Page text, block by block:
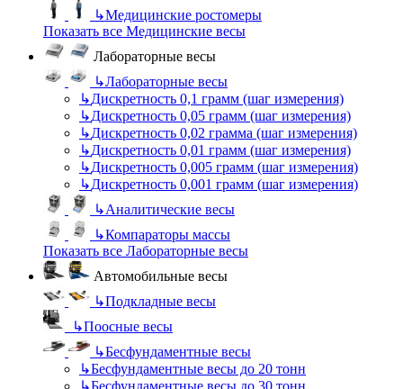
↳Медицинские ростомеры
Показать все Медицинские весы
Лабораторные весы
↳Лабораторные весы
↳Дискретность 0,1 грамм (шаг измерения)
↳Дискретность 0,05 грамм (шаг измерения)
↳Дискретность 0,02 грамма (шаг измерения)
↳Дискретность 0,01 грамм (шаг измерения)
↳Дискретность 0,005 грамм (шаг измерения)
↳Дискретность 0,001 грамм (шаг измерения)
↳Аналитические весы
↳Компараторы массы
Показать все Лабораторные весы
Автомобильные весы
↳Подкладные весы
↳Поосные весы
↳Бесфундаментные весы
↳Бесфундаментные весы до 20 тонн
↳Бесфундаментные весы до 30 тонн